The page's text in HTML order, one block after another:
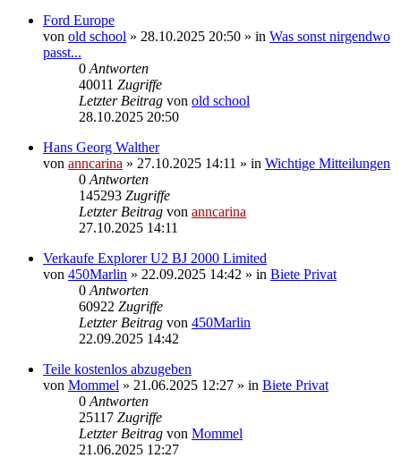
Ford Europe
von old school » 28.10.2025 20:50 » in Was sonst nirgendwo
passt...
0 Antworten
40011 Zugriffe
Letzter Beitrag von old school
28.10.2025 20:50
Hans Georg Walther
von anncarina » 27.10.2025 14:11 » in Wichtige Mitteilungen
0 Antworten
145293 Zugriffe
Letzter Beitrag von anncarina
27.10.2025 14:11
Verkaufe Explorer U2 BJ 2000 Limited
von 450Marlin » 22.09.2025 14:42 » in Biete Privat
0 Antworten
60922 Zugriffe
Letzter Beitrag von 450Marlin
22.09.2025 14:42
Teile kostenlos abzugeben
von Mommel » 21.06.2025 12:27 » in Biete Privat
0 Antworten
25117 Zugriffe
Letzter Beitrag von Mommel
21.06.2025 12:27